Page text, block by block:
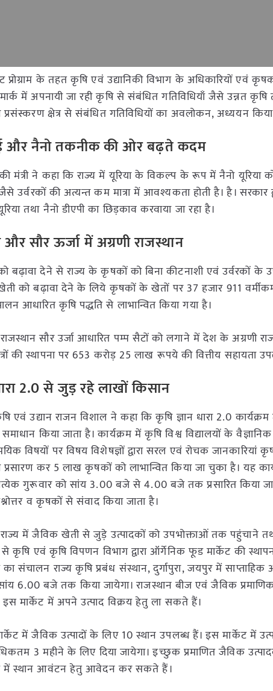
के तहत कृषि एवं उद्यानिकी विभाग के अधिकारियों एवं
में अपनायी जा रही कृषि से संबंधित गतिविधियाँ जैसे उन्नत
क्षेत्र से संबंधित गतिविधियों का अवलोकन, अध्ययन
और नैनो तकनीक की ओर बढ़ते कदम
मंत्री ने कहा कि राज्य में यूरिया के विकल्प के रूप में नैनो यूरिया
उर्वरकों की अत्यन्त कम मात्रा में आवश्यकता होती है। है। सरकार
तथा नैनो डीएपी का छिड़काव करवाया जा रहा है।
सौर ऊर्जा में अग्रणी राजस्थान
बढ़ावा देने से राज्य के कृषकों को बिना कीटनाशी एवं उर्वरकों के
को बढ़ावा देने के लिये कृषकों के खेतों पर 37 हजार 911
आधारित कृषि पद्धति से लाभान्वित किया गया है।
सौर उर्जा आधारित पम्प सैटों को लगाने में देश के अग्रणी
की स्थापना पर 653 करोड़ 25 लाख रूपये की वित्तीय सहायता
2.0 से जुड़ रहे लाखों किसान
एवं उद्यान राजन विशाल ने कहा कि कृषि ज्ञान धारा 2.0
किया जाता है। कार्यक्रम में कृषि विश्व विद्यालयों के
विषयों पर विषय विशेषज्ञों द्वारा सरल एवं रोचक
प्रसारण कर 5 लाख कृषकों को लाभान्वित किया जा चुका है। यह
गुरूवार को सांय 3.00 बजे से 4.00 बजे तक प्रसारित किया
व कृषकों से संवाद किया जाता है।
में जैविक खेती से जुड़े उत्पादकों को उपभोक्ताओं तक पहुंचाने
से कृषि एवं कृषि विपणन विभाग द्वारा ऑर्गेनिक फूड मार्केट की
संचालन राज्य कृषि प्रबंध संस्थान, दुर्गापुरा, जयपुर में साप्ताहिक
6.00 बजे तक किया जायेगा। राजस्थान बीज एवं जैविक
मार्केट में अपने उत्पाद विक्रय हेतु ला सकते हैं।
में जैविक उत्पादों के लिए 10 स्थान उपलब्ध हैं। इस मार्केट में
3 महीने के लिए दिया जायेगा। इच्छुक प्रमाणित जैविक
में स्थान आवंटन हेतु आवेदन कर सकते हैं।